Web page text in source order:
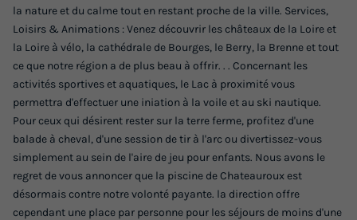
la nature et du calme tout en restant proche de la ville. Services,
Loisirs & Animations : Venez découvrir les châteaux de la Loire et
la Loire à vélo, la cathédrale de Bourges, le Berry, la Brenne et tout
ce que notre région a de plus beau à offrir. . . Concernant les
activités sportives et aquatiques, le Lac à proximité vous
permettra d'effectuer une iniation à la voile et au ski nautique.
Pour ceux qui désirent rester sur la terre ferme, profitez d'une
balade à cheval, d'une session de tir à l'arc ou divertissez-vous
simplement au sein de l'aire de jeu pour enfants. Nous avons le
regret de vous annoncer que la piscine de Chateauroux est
désormais contre notre volonté payante. la direction offre
cependant une place par personne pour les séjours de moins d'une